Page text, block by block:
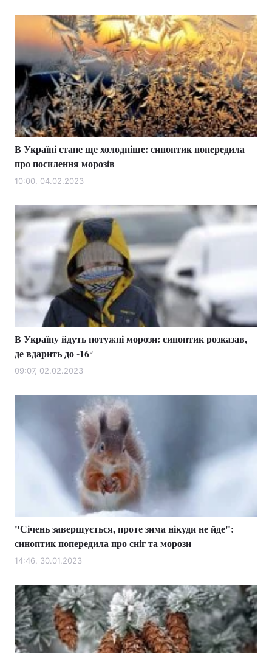
В Україні стане ще холодніше: синоптик попередила
про посилення морозів
10:00, 04.02.2023
В Україну йдуть потужні морози: синоптик розказав,
де вдарить до -16°
09:07, 02.02.2023
"Січень завершується, проте зима нікуди не йде":
синоптик попередила про сніг та морози
14:46, 30.01.2023